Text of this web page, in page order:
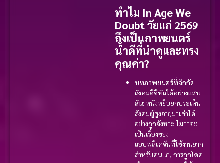
ทำไม In Age We
Doubt วัยแก่ 2569
ถึงเป็นภาพยนตร์
น้ำดีที่น่าดูและทรง
คุณค่า?
บทภาพยนตร์ที่จิกกัด
สังคมดิจิทัลได้อย่างแสบ
สัน: หนังหยิบยกประเด็น
สังคมผู้สูงอายุมาเล่าได้
อย่างถูกจังหวะ ไม่ว่าจะ
เป็นเรื่องของ
แอปพลิเคชันที่ใช้งานยาก
สำหรับคนแก่, การถูกโดด